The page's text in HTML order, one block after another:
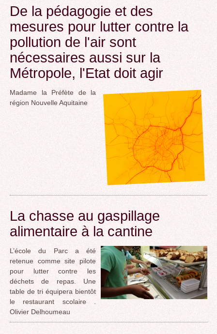
De la pédagogie et des
mesures pour lutter contre la
pollution de l'air sont
nécessaires aussi sur la
Métropole, l'Etat doit agir
Madame la Préfète de la
région Nouvelle Aquitaine
La chasse au gaspillage
alimentaire à la cantine
L’école du Parc a été
retenue comme site pilote
pour lutter contre les
déchets de repas. Une
table de tri équipera bientôt
le restaurant scolaire .
Olivier Delhoumeau